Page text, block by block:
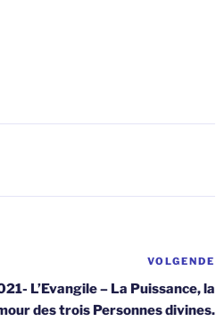
VOLGENDE
L’Evangile – La Puissance, la
des trois Personnes divines.